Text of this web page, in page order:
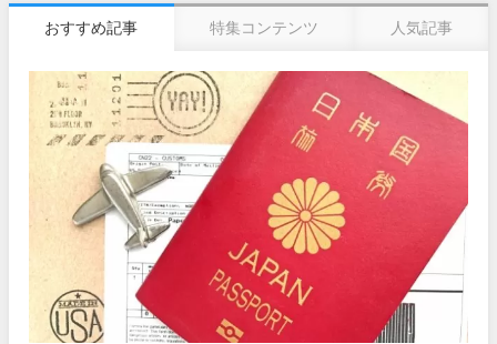
おすすめ記事 特集コンテンツ 人気記事